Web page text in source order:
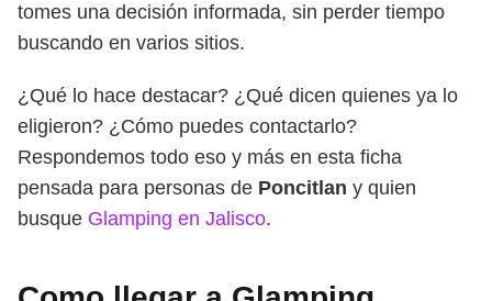
tomes una decisión informada, sin perder tiempo
buscando en varios sitios.
¿Qué lo hace destacar? ¿Qué dicen quienes ya lo
eligieron? ¿Cómo puedes contactarlo?
Respondemos todo eso y más en esta ficha
pensada para personas de Poncitlan y quien
busque Glamping en Jalisco.